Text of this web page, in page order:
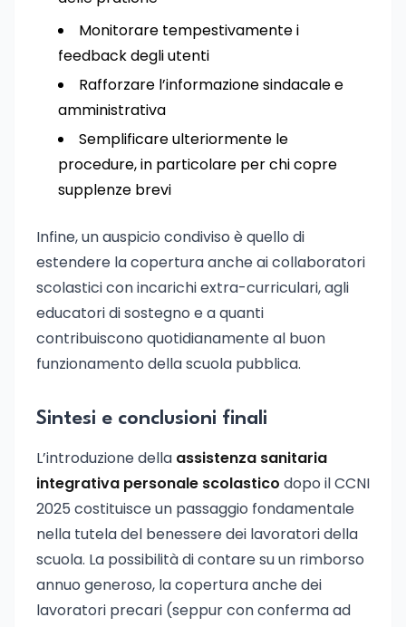
Monitorare tempestivamente i
feedback degli utenti
Rafforzare l’informazione sindacale e
amministrativa
Semplificare ulteriormente le
procedure, in particolare per chi copre
supplenze brevi
Infine, un auspicio condiviso è quello di
estendere la copertura anche ai collaboratori
scolastici con incarichi extra-curriculari, agli
educatori di sostegno e a quanti
contribuiscono quotidianamente al buon
funzionamento della scuola pubblica.
Sintesi e conclusioni finali
L’introduzione della assistenza sanitaria
integrativa personale scolastico dopo il CCNI
2025 costituisce un passaggio fondamentale
nella tutela del benessere dei lavoratori della
scuola. La possibilità di contare su un rimborso
annuo generoso, la copertura anche dei
lavoratori precari (seppur con conferma ad